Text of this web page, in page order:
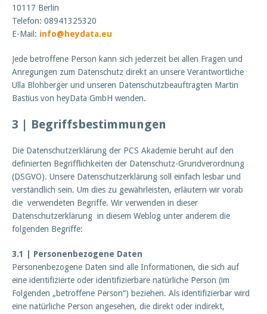
10117 Berlin
Telefon: 08941325320
E-Mail: info@heydata.eu
Jede betroffene Person kann sich jederzeit bei allen Fragen und
Anregungen zum Datenschutz direkt an unsere Verantwortliche
Ulla Blohberger und unseren Datenschutzbeauftragten Martin
Bastius von heyData GmbH wenden.
3 | Begriffsbestimmungen
Die Datenschutzerklärung der PCS Akademie beruht auf den
definierten Begrifflichkeiten der Datenschutz-Grundverordnung
(DSGVO). Unsere Datenschutzerklärung soll einfach lesbar und
verständlich sein. Um dies zu gewährleisten, erläutern wir vorab
die verwendeten Begriffe. Wir verwenden in dieser
Datenschutzerklärung in diesem Weblog unter anderem die
folgenden Begriffe:
3.1 | Personenbezogene Daten
Personenbezogene Daten sind alle Informationen, die sich auf
eine identifizierte oder identifizierbare natürliche Person (im
Folgenden „betroffene Person“) beziehen. Als identifizierbar wird
eine natürliche Person angesehen, die direkt oder indirekt,